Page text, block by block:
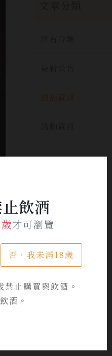
飲酒
才可瀏覽
否，我未滿18歲
止購買與飲酒。
酒。
酒品資訊